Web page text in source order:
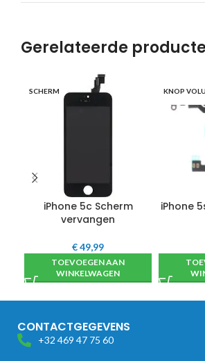
Gerelateerde
SCHERM
iPhone 5c Scherm
vervangen
€49,99
TOEVOEGEN AAN
WINKELWAGEN
KNOP
iPhone
CONTACTGEGEVENS
+32 469 47 75 60